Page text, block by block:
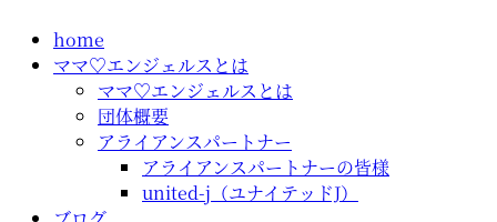
home
ママ♡エンジェルスとは
ママ♡エンジェルスとは
団体概要
アライアンスパートナー
アライアンスパートナーの皆様
united-j（ユナイテッドJ）